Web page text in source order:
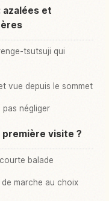
azalées et
tsutsuji qui
vue depuis le sommet
pas négliger
visite ?
balade
marche au choix